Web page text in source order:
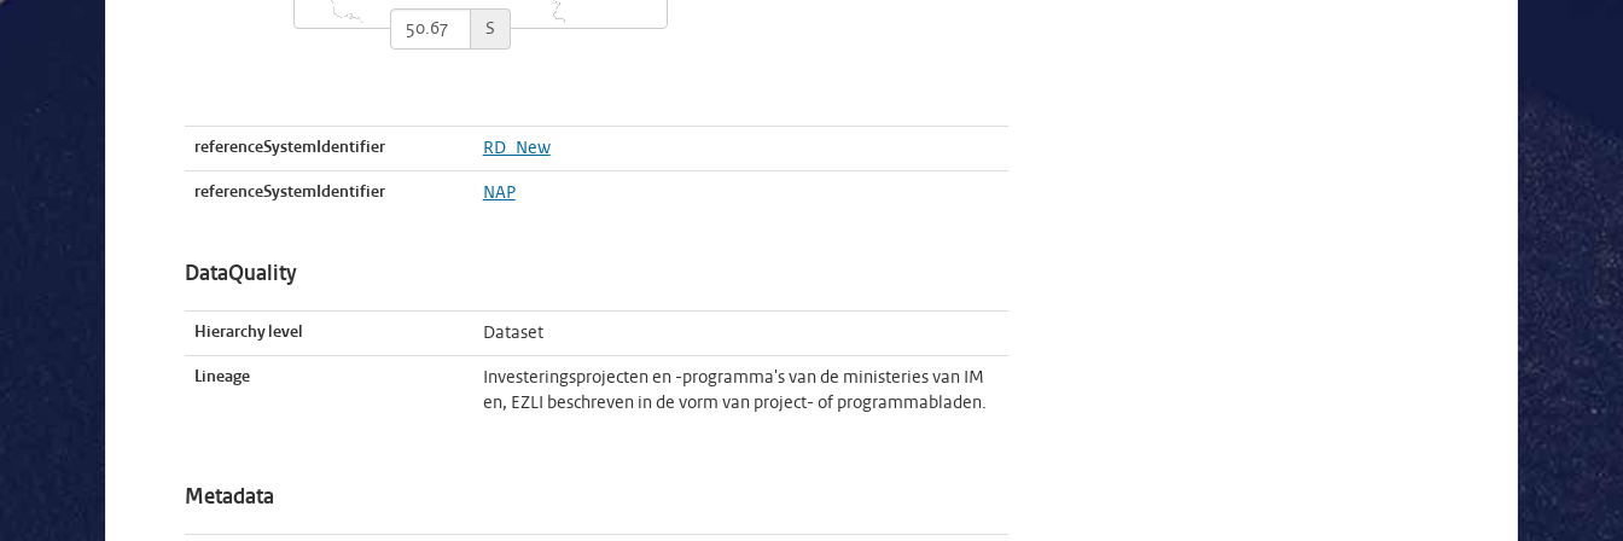
S
referenceSystemIdentifier RD_New
referenceSystemIdentifier NAP
DataQuality
Hierarchy level Dataset
Lineage
Investeringsprojecten en -programma's van de ministeries van IM
en, EZLI beschreven in de vorm van project- of programmabladen.
Metadata